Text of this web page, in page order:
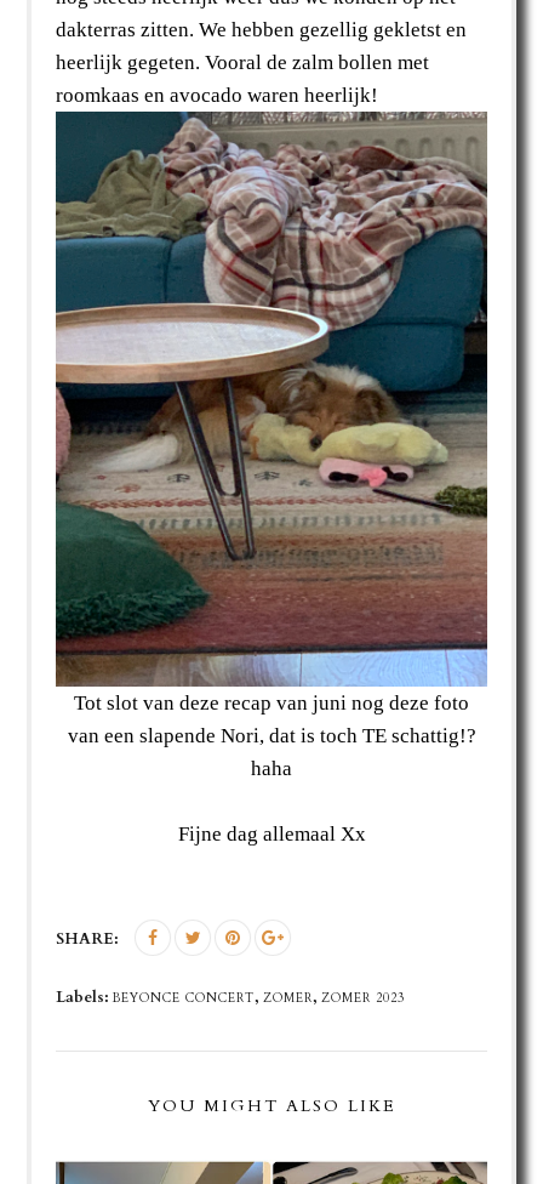
dakterras zitten. We hebben gezellig gekletst en
heerlijk gegeten. Vooral de zalm bollen met
roomkaas en avocado waren heerlijk!
Tot slot van deze recap van juni nog deze foto
van een slapende Nori, dat is toch TE schattig!?
haha
Fijne dag allemaal Xx
SHARE:
Labels:BEYONCE CONCERT,ZOMER,ZOMER 2023
YOU MIGHT ALSO LIKE